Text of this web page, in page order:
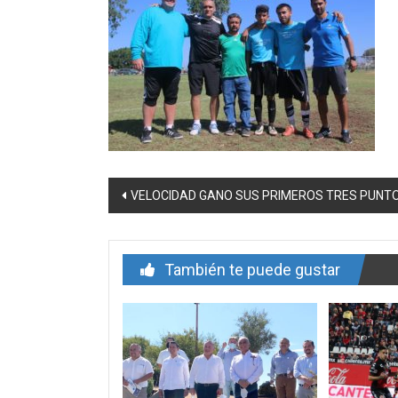
Navegación
entrada
VELOCIDAD GANO SUS PRIMEROS TRES
También te puede gustar